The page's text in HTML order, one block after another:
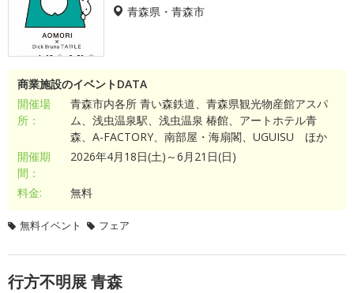
青森県・青森市
商業施設のイベントDATA
開催場
所：
青森市内各所 青い森鉄道、青森県観光物産館アスパ
ム、浅虫温泉駅、浅虫温泉 椿館、アートホテル青
森、A-FACTORY、南部屋・海扇閣、UGUISU ほか
開催期
間：
2026年4月18日(土)～6月21日(日)
料金: 無料
無料イベント フェア
行方不明展 青森